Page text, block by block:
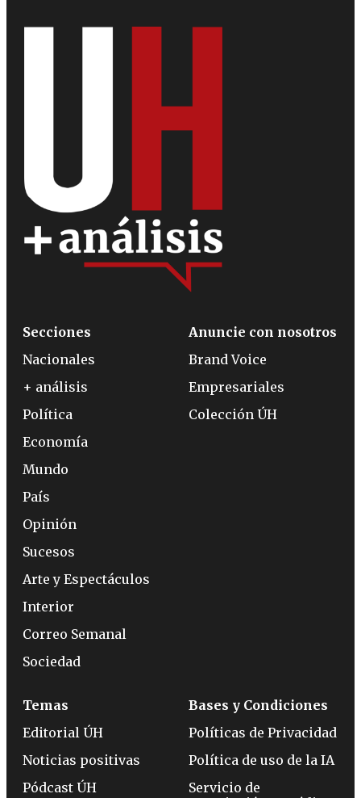
Secciones
Nacionales
+ análisis
Política
Economía
Mundo
País
Opinión
Sucesos
Arte y Espectáculos
Interior
Correo Semanal
Sociedad
Anuncie con nosotros
Brand Voice
Empresariales
Colección ÚH
Temas
Editorial ÚH
Noticias positivas
Pódcast ÚH
Bases y Condiciones
Políticas de Privacidad
Política de uso de la IA
Servicio de